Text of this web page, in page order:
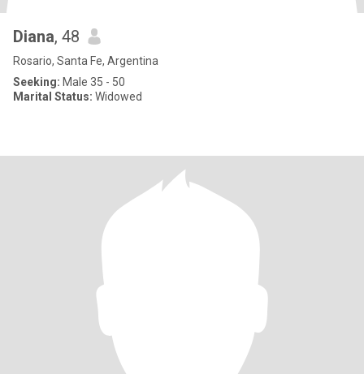
Diana, 48
Rosario, Santa Fe, Argentina
Seeking: Male 35 - 50
Marital Status: Widowed